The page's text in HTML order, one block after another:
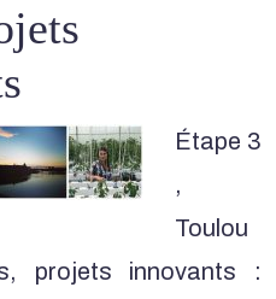
Étape 3
,
Toulou
projets innovants :